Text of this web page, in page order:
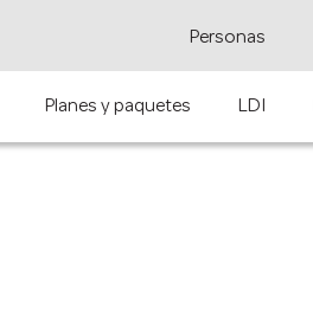
Personas
Planes y paquetes LDI